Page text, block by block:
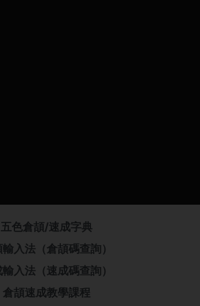
五色倉頡/速成字典
入法（倉頡碼查詢）
入法（速成碼查詢）
倉頡速成教學課程